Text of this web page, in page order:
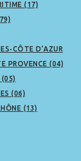
(17)
CÔTE D’AZUR
PROVENCE (04)
(05)
(06)
(13)